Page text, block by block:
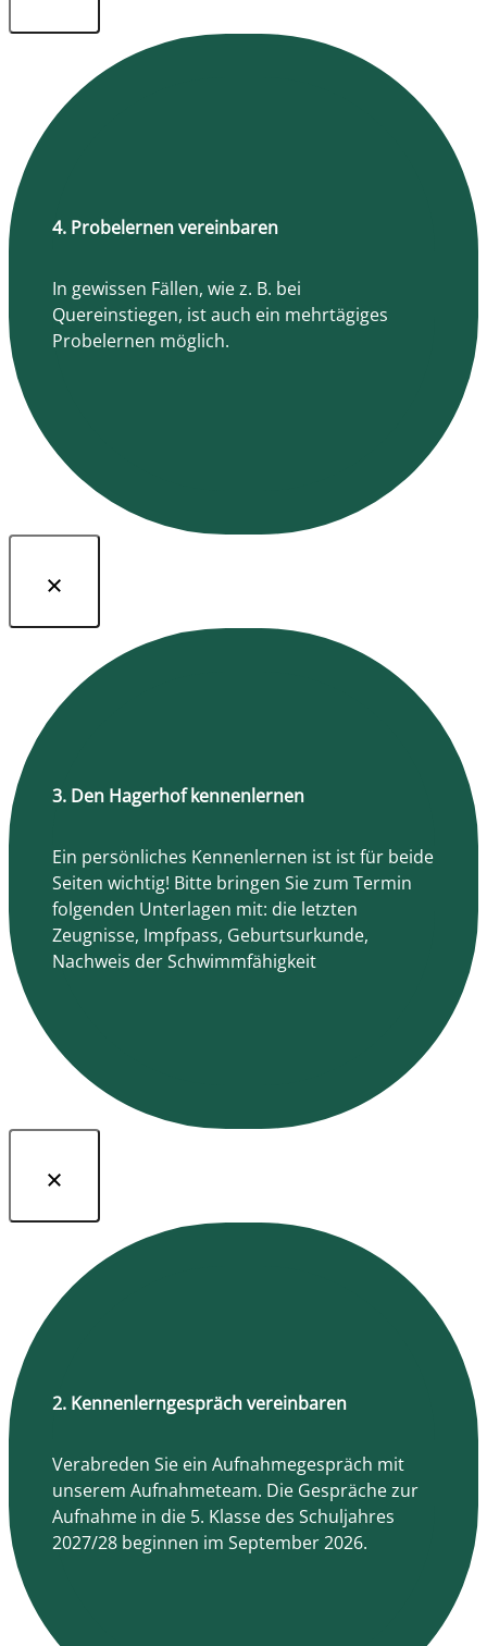
4. Probelernen vereinbaren
In gewissen Fällen, wie z. B. bei
Quereinstiegen, ist auch ein mehrtägiges
Probelernen möglich.
3. Den Hagerhof kennenlernen
Ein persönliches Kennenlernen ist ist für beide
Seiten wichtig! Bitte bringen Sie zum Termin
folgenden Unterlagen mit: die letzten
Zeugnisse, Impfpass, Geburtsurkunde,
Nachweis der Schwimmfähigkeit
2. Kennenlerngespräch vereinbaren
Verabreden Sie ein Aufnahmegespräch mit
unserem Aufnahmeteam. Die Gespräche zur
Aufnahme in die 5. Klasse des Schuljahres
2027/28 beginnen im September 2026.